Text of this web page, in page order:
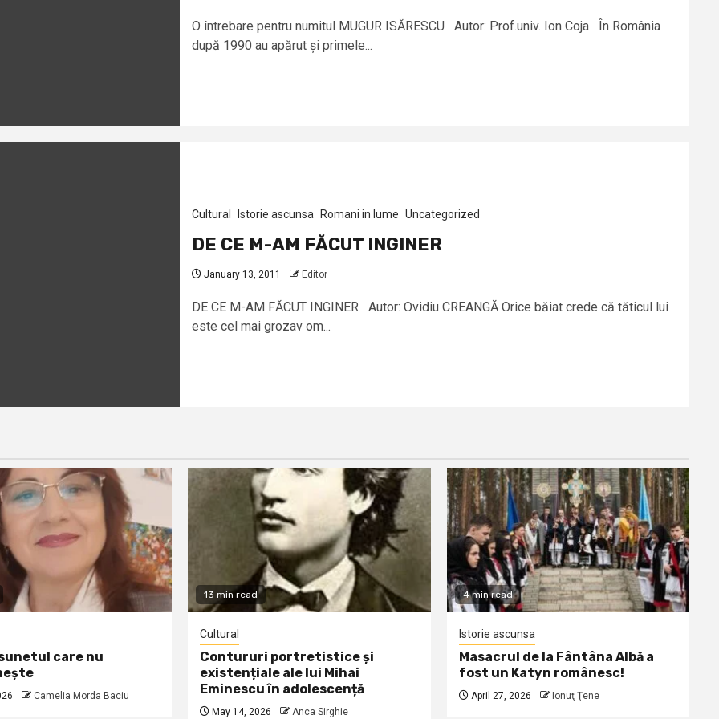
O întrebare pentru numitul MUGUR ISĂRESCU Autor: Prof.univ. Ion Coja În România
după 1990 au apărut și primele...
Cultural Istorie ascunsa Romani in lume Uncategorized
DE CE M-AM FĂCUT INGINER
January 13, 2011 Editor
DE CE M-AM FĂCUT INGINER Autor: Ovidiu CREANGĂ Orice băiat crede că tăticul lui
este cel mai grozav om...
care nu
Camelia Morda Baciu
13 min read
Cultural
Contururi portretistice și
existențiale ale lui Mihai
Eminescu în adolescență
May 14, 2026 Anca Sirghie
4 min read
Istorie ascunsa
Masacrul de la Fântâna Albă a
fost un Katyn românesc!
April 27, 2026 Ionuţ Ţene